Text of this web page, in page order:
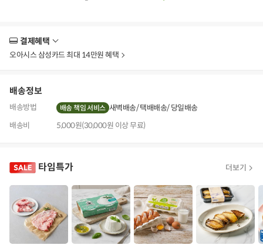
결제혜택
보
오아시스 삼성카드 최대 14만원 혜택
배송정보
배송방법 배송 책임 서비스 새벽배송 택배배송 당일배송
배송비
5,000원(30,000원 이상 무료)
타임특가 더보기